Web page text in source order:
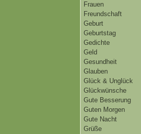
Frauen
Freundschaft
Geburt
Geburtstag
Gedichte
Geld
Gesundheit
Glauben
Glück & Unglück
Glückwünsche
Gute Besserung
Guten Morgen
Gute Nacht
Grüße